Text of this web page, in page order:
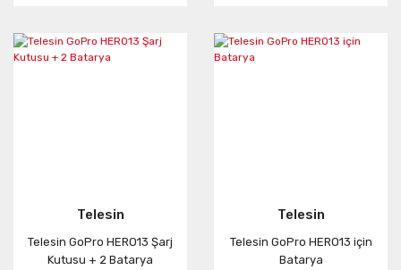
Telesin
Telesin GoPro HERO13 Şarj
Kutusu + 2 Batarya
Telesin
Telesin GoPro HERO13 için
Batarya